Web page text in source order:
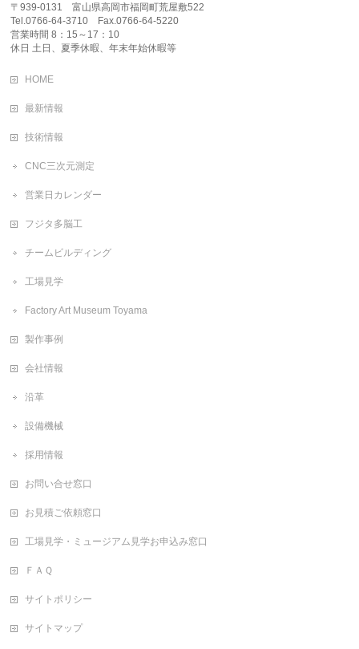
〒939-0131 富山県高岡市福岡町荒屋敷522
Tel.0766-64-3710 Fax.0766-64-5220
営業時間 8：15～17：10
休日 土日、夏季休暇、年末年始休暇等
HOME
最新情報
技術情報
CNC三次元測定
営業日カレンダー
フジタ多脳工
チームビルディング
工場見学
Factory Art Museum Toyama
製作事例
会社情報
沿革
設備機械
採用情報
お問い合せ窓口
お見積ご依頼窓口
工場見学・ミュージアム見学お申込み窓口
ＦＡＱ
サイトポリシー
サイトマップ